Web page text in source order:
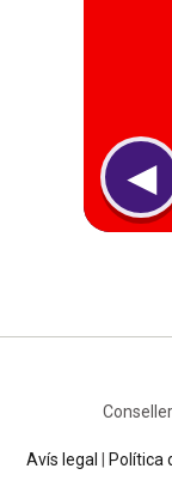
Avís legal Política